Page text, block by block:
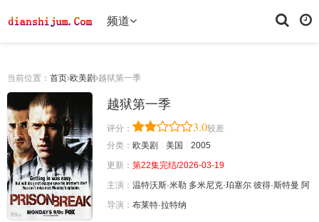
频道
当前位置： 首页 欧美剧 越狱第一季
越狱第一季
评分： 3.0较差
分类： 欧美剧 美国
2005
更新： 第22集完结/2026-03-19
主演： 温特沃斯·米勒 多米尼克·珀塞尔 彼得·斯特曼 阿
导演： 布莱特·拉特纳